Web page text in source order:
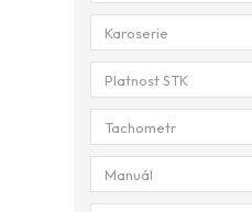
Karoserie
Platnost STK
Tachometr
Manuál